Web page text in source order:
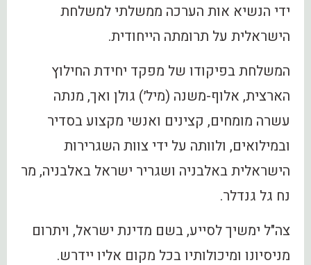
ידי הנשיא אות הערכה ממשלתי למשלחת
הישראלית על תרומתה הייחודית.
המשלחת בפיקודו של מפקד יחידת החילוץ
הארצית, אלוף-משנה (מיל׳) גולן ואך, מנתה
עשרה מומחים, קצינים ואנשי מקצוע בסדיר
ובמילואים, ולוותה על ידי צוות השגרירות
הישראלית באלבניה ושגריר ישראל באלבניה, מר
נח גל גנדלר.
צה"ל ימשיך לסייע, בשם מדינת ישראל, ויתרום
מניסיונו ומיכולותיו בכל מקום אליו יידרש.